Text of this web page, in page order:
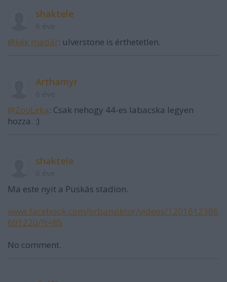
shaktele
@kék madár: ulverstone is érthetetlen.
Arthamyr
@ZooLeka: Csak nehogy 44-es labacska legyen
hozza. :)
shaktele
Ma este nyit a Puskás stadion.
www.facebook.com/orbanviktor/videos/1201612386
691220/?t=85
No comment.